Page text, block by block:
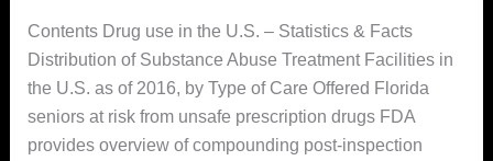
Contents Drug use in the U.S. – Statistics & Facts
Distribution of Substance Abuse Treatment Facilities in
the U.S. as of 2016, by Type of Care Offered Florida
seniors at risk from unsafe prescription drugs FDA
provides overview of compounding post-inspection